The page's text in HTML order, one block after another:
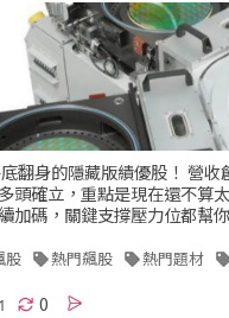
翻身的隱藏版績優股！ 營收
頭確立，重點是現在還不算
加碼，關鍵支撐壓力位都幫
股 熱門飆股 熱門題材
0